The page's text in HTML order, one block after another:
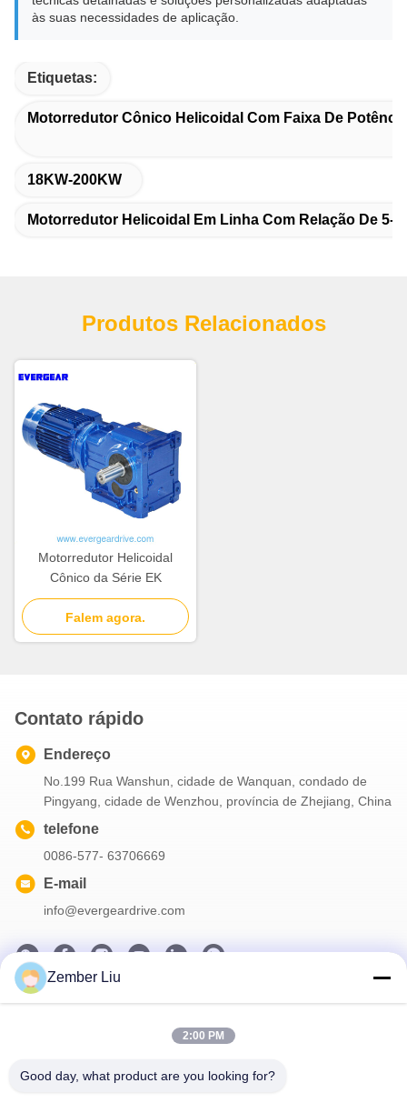
às suas necessidades de aplicação.
Etiquetas:
Motorredutor Cônico Helicoidal Com Faixa De
18KW-200KW
Motorredutor Helicoidal Em Linha Com Relação De 5-
Produtos Relacionados
Motorredutor Helicoidal
Cônico da Série EK
Falem agora.
Contato rápido
Endereço
No.199 Rua Wanshun, cidade de Wanquan, condado de
Pingyang, cidade de Wenzhou, província de Zhejiang, China
telefone
0086-577- 63706669
E-mail
info@evergeardrive.com
Nosso boletim informativo
Assine nossa newsletter para descontos e muito mais.
Zember Liu
2:00 PM
Good day, what product are you looking for?